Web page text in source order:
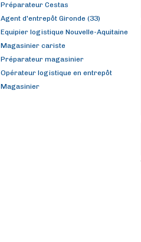
Préparateur Cestas
Agent d'entrepôt Gironde (33)
Equipier logistique Nouvelle-Aquitaine
Magasinier cariste
Préparateur magasinier
Opérateur logistique en entrepôt
Magasinier